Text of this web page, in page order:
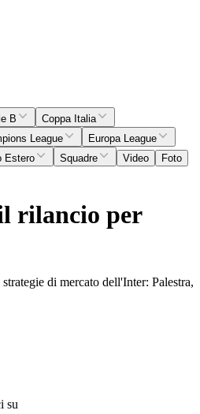
B
Coppa Italia
League
Europa League
Estero Squadre Video
Foto
rilancio per
di mercato dell'Inter: Palestra,
su